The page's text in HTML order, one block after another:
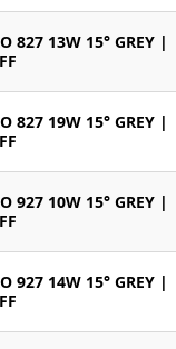
827 13W 15° GREY |
827 19W 15° GREY |
927 10W 15° GREY |
927 14W 15° GREY |